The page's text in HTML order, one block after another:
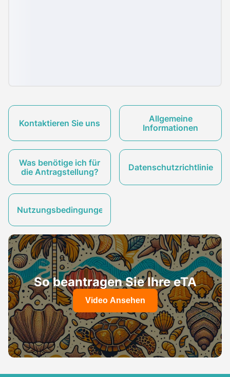
Kontaktieren Sie uns
Allgemeine
Informationen
Was benötige ich für
die Antragstellung?
Datenschutzrichtlinie
Nutzungsbedingungen
So beantragen Sie Ihre eTA
Video Ansehen